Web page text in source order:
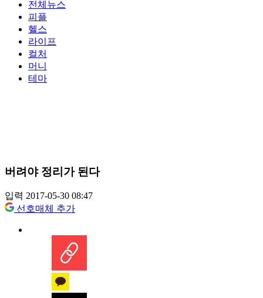
전체뉴스
피플
헬스
라이프
컬처
머니
테마
버려야 정리가 된다
입력 2017-05-30 08:47
선호매체 추가